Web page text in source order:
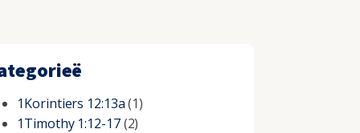
1Korintiers 12:13a(1)
1Timothy 1:12-17(2)